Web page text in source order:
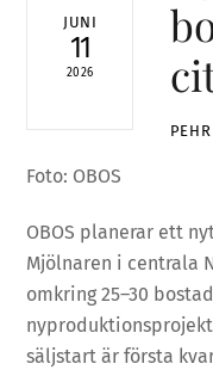
JUNI
11
2026
Foto: OBOS
OBOS planerar ett
Mjölnaren i centrala
omkring 25–30
säljstart är första